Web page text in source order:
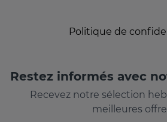
Politique de
Restez informés avec
Recevez notre sélection
meilleures